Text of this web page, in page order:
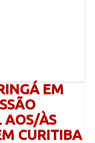
EM
AOS/ÀS
CURITIBA